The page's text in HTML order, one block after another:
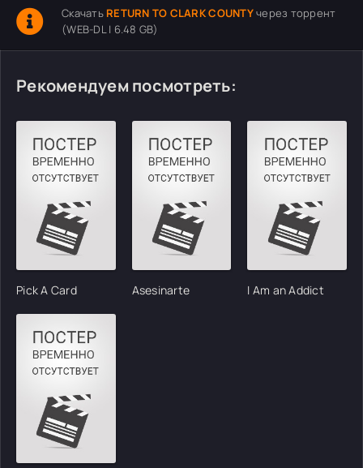
Скачать RETURN TO CLARK COUNTYчерез торрент
(WEB-DL | 6.48 GB)
Рекомендуем посмотреть:
Pick A Card Asesinarte I Am an Addict